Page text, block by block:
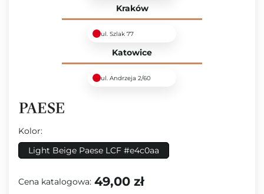
Kraków
ul. Szlak 77
Katowice
ul. Andrzeja 2/60
Kolor:
Light Beige Paese LCF #e4c0aa
Cena katalogowa: 49,00 zł